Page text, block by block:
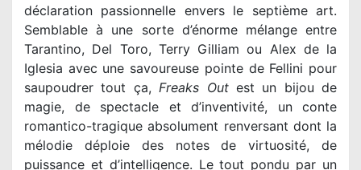
déclaration passionnelle envers le septième art.
Semblable à une sorte d’énorme mélange entre
Tarantino, Del Toro, Terry Gilliam ou Alex de la
Iglesia avec une savoureuse pointe de Fellini pour
saupoudrer tout ça,Freaks Outest un bijou de
magie, de spectacle et d’inventivité, un conte
romantico-tragique absolument renversant dont la
mélodie déploie des notes de virtuosité, de
puissance et d’intelligence. Le tout pondu par un